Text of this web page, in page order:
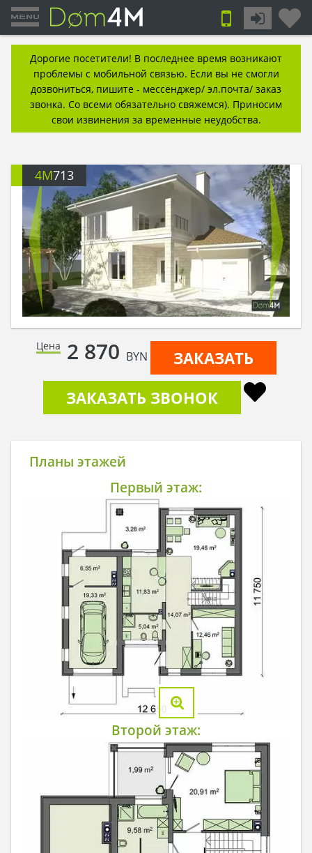
Дорогие посетители! В последнее время возникают
проблемы с мобильной связью. Если вы не смогли
дозвониться, пишите - мессенджер/ эл.почта/ заказ
звонка. Со всеми обязательно свяжемся). Приносим
свои извинения за временные неудобства.
4M713
Цена 2 870 BYN
ЗАКАЗАТЬ
ЗАКАЗАТЬ ЗВОНОК
Планы этажей
Первый этаж:
Второй этаж: